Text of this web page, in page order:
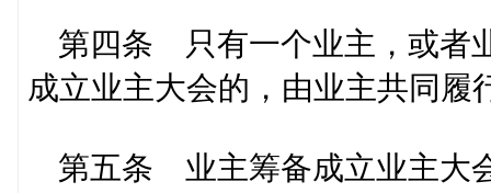
第四条 只有一个业主，或者
成立业主大会的，由业主共同履
第五条 业主筹备成立业主大